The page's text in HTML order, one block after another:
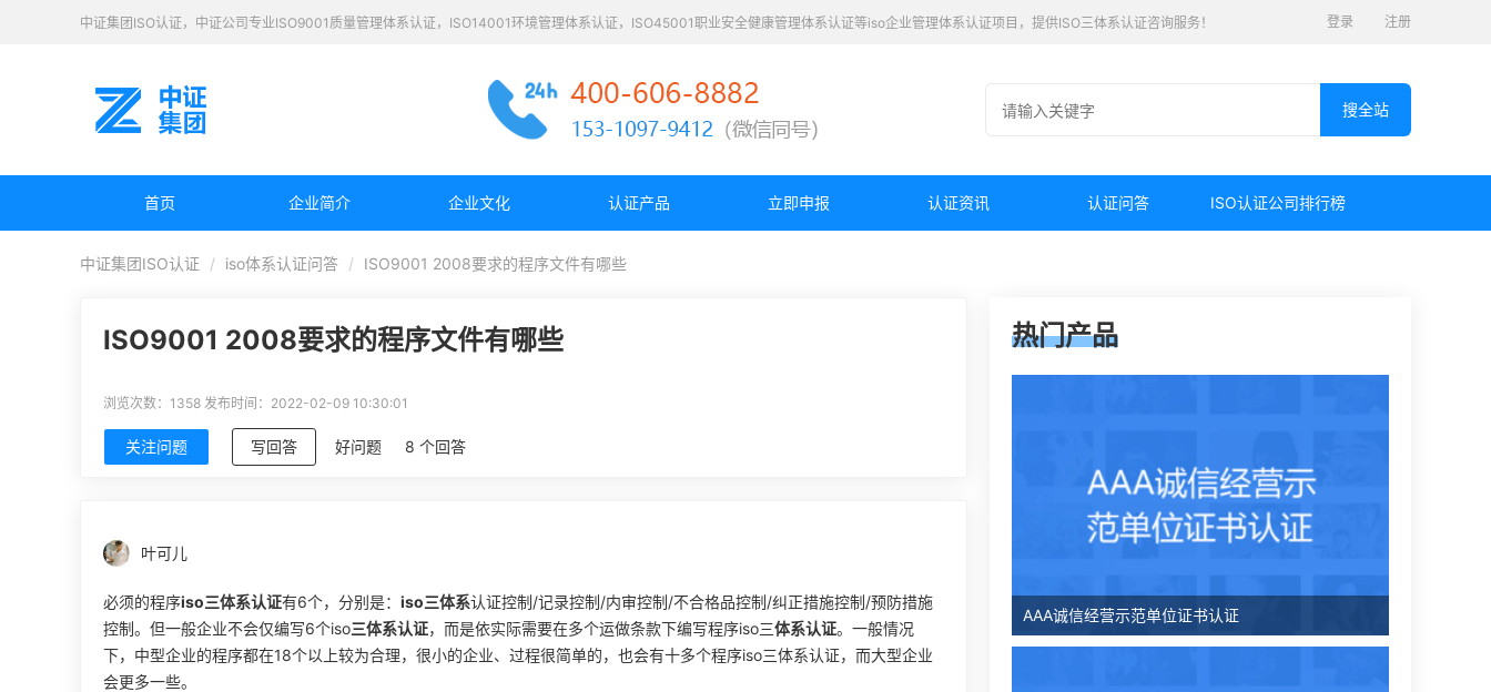
中证集团ISO认证，中证公司专业ISO9001质量管理体系认证，ISO14001环境管理体系认证，ISO45001职业安全健康管理体系认证等iso企业管理体系认证项目，提供ISO三体系认证咨询服务！ 登录 注册
首页 企业简介 企业文化 认证产品 立即申报 认证资讯 认证问答 ISO认证公司排行榜
中证集团ISO认证 iso体系认证问答 ISO9001 2008要求的程序文件有哪些
ISO9001 2008要求的程序文件有哪些
浏览次数：1358 发布时间：2022-02-09 10:30:01
关注问题 写回答 好问题 8 个回答
叶可儿
必须的程序iso三体系认证有6个，分别是： iso三体系认证控制/记录控制/内审控制/不合格品控制/纠正措施控制/预防措施
控制。但一般企业不会仅编写6个iso三体系认证，而是依实际需要在多个运做条款下编写程序iso三体系认证。一般情况
下，中型企业的程序都在18个以上较为合理，很小的企业、过程很简单的，也会有十多个程序iso三体系认证，而大型企业
会更多一些。
热门产品
AAA诚信经营示范单位证书认证